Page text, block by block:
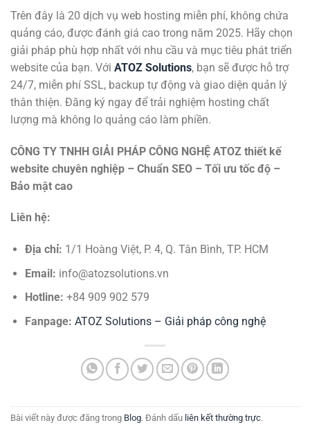
Trên đây là 20 dịch vụ web hosting miễn phí, không chứa
quảng cáo, được đánh giá cao trong năm 2025. Hãy chọn
giải pháp phù hợp nhất với nhu cầu và mục tiêu phát triển
website của bạn. Với ATOZ Solutions, bạn sẽ được hỗ trợ
24/7, miễn phí SSL, backup tự động và giao diện quản lý
thân thiện. Đăng ký ngay để trải nghiệm hosting chất
lượng mà không lo quảng cáo làm phiền.
CÔNG TY TNHH GIẢI PHÁP CÔNG NGHỆ ATOZ thiết kế
website chuyên nghiệp – Chuẩn SEO – Tối ưu tốc độ –
Bảo mật cao
Liên hệ:
Địa chỉ: 1/1 Hoàng Việt, P. 4, Q. Tân Bình, TP. HCM
Email: info@atozsolutions.vn
Hotline: +84 909 902 579
Fanpage: ATOZ Solutions – Giải pháp công nghệ
Bài viết này được đăng trong Blog. Đánh dấu liên kết thường trực.